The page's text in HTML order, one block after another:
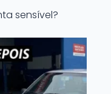
sensível?